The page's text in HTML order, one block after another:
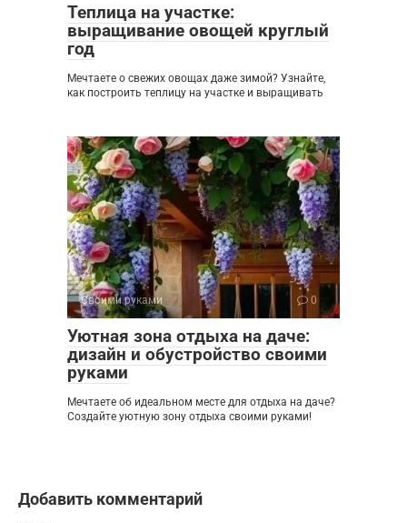
Теплица на участке:
выращивание овощей круглый
год
Мечтаете о свежих овощах даже зимой? Узнайте,
как построить теплицу на участке и выращивать
Своими руками 0
Уютная зона отдыха на даче:
дизайн и обустройство своими
руками
Мечтаете об идеальном месте для отдыха на даче?
Создайте уютную зону отдыха своими руками!
Добавить комментарий